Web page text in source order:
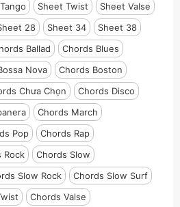
Sheet Twist
Sheet Valse
28 Sheet 34
Sheet 38
Ballad
Chords Blues
Nova
Chords Boston
Chưa Chọn
Chords Disco
Chords March
Pop
Chords Rap
Rock
Chords Slow
Slow Rock
Chords Slow Surf
Chords Valse